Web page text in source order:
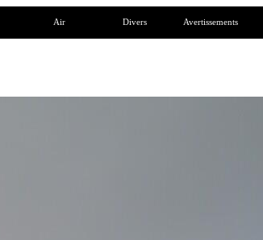
Air Divers Avertissements